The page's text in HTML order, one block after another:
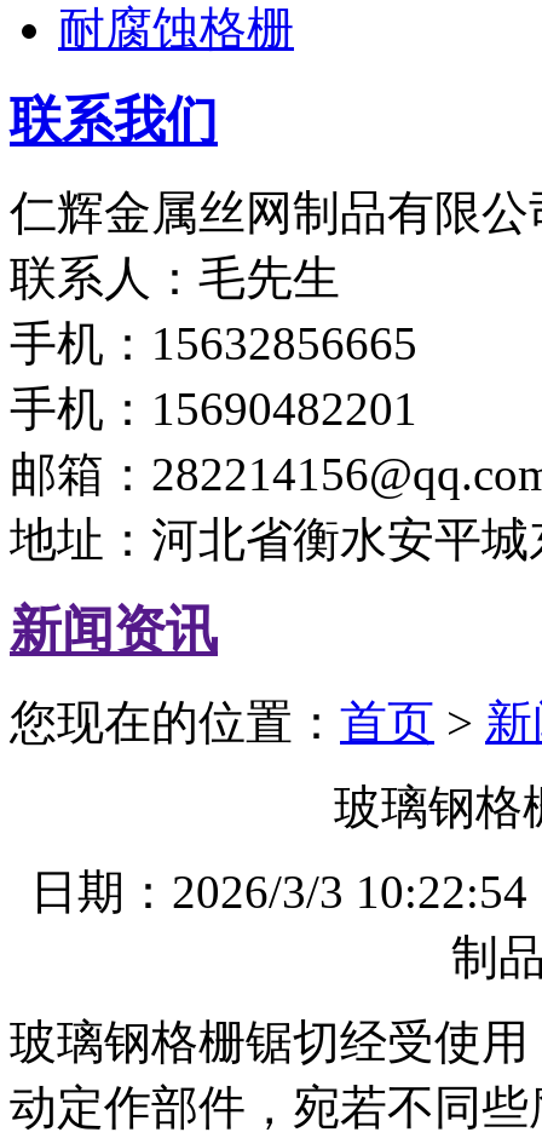
耐腐蚀格栅
联系我们
仁辉金属丝网制品有限公
联系人：毛先生
手机：15632856665
手机：15690482201
邮箱：
地址：河北省衡水安平
新闻资讯
您现在的位置： 首页 >
玻璃钢格
日期：2026/3/3
制
玻璃钢格栅锯切经受使
动定作部件，宛若不同